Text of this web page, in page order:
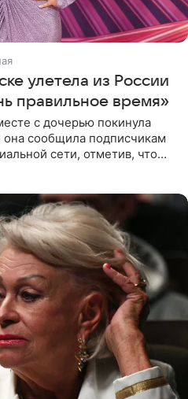
улетела из России
правильное время»
с дочерью покинула
сообщила подписчикам
сети, отметив, что